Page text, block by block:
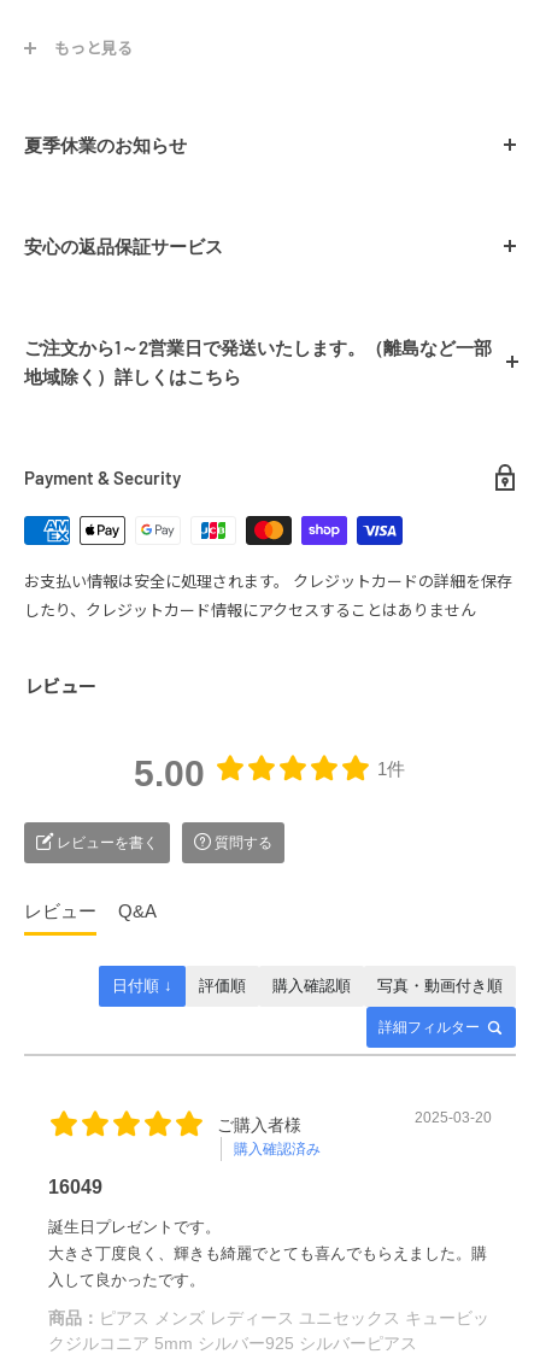
保管にも便利なSEARSの専用巾着袋をお付けしているので、記念日
■ 素材：シルバー925
■ 石：キュービックジルコニア 合計2石
もっと見る
夏季休業のお知らせ
平素は、シアーズをご愛顧いただき、誠にありがとう
誠に勝手ながら、下記の日程において当オンラインシ
【休業期間】
※ご注文は24時間受け付けております。
ご注文は24時間受け付けておりますが、上記期間中の
お問合せ等へのご返答は休業させていただきます。
8月17日(月)から通常通りの業務となります。
安心の返品保証サービス
品を、商品到着後、最大7日間承っておりますので、お気軽にショッピ
ングをお楽しみくださいませ。
2.未使用品であること
3.お届け時と同様の状態であること
【返品対象商品】
商品代金1点あたり１０万円以内の全ての商品
・商品を使用した場合
・お客様の元で傷や汚れが生じた商品の返品（匂い含む）
・付属品、商品パッケージが紛失・破損された商品
返品方法
お客様都合による返品をご希望される場合には、商品到着後7日以内
に当店までご連絡くださいませ。
連絡先・送付先
送付方法：特に指定はございません。
ご注文から1～2営業日で発送いたします。（離島など一部
地域除く）詳しくはこちら
全国一律送料無料
ヤマト運輸(一部商品、佐川急便・日本郵便)
ご注文から1～2営業日で発送いたします。（離島など一部地域
除く）
発送の目安
通常、お客様のご注文日から当日～約2営業日程の発送となり
Payment & Security
お支払い情報は安全に処理されます。 クレジットカードの詳細を保存
したり、クレジットカード情報にアクセスすることはありません
レビュー
5.00 1件
レビューを書く 質問する
レビュー Q&A
詳細フィルター
日付順 ↓ 評価順 購入確認順 写真・動画付き順
ご購入者様
購入確認済み
2025-03-20
16049
誕生日プレゼントです。
大きさ丁度良く、輝きも綺麗でとても喜んでもらえました。購
入して良かったです。
商品： ピアス メンズ レディース ユニセックス キュービッ
クジルコニア 5mm シルバー925 シルバーピアス